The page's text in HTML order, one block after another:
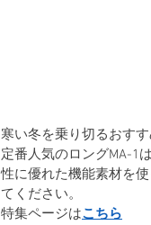
寒い冬を乗り切るおすす
定番人気のロングMA-1
性に優れた機能素材を
てください。
特集ページはこちら